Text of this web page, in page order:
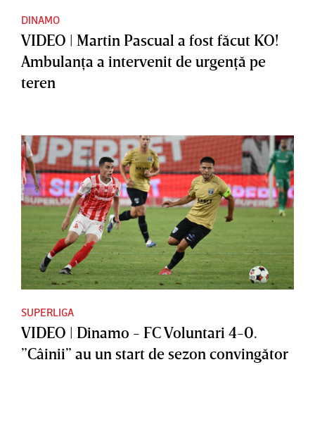
DINAMO
VIDEO | Martin Pascual a fost făcut KO!
Ambulanţa a intervenit de urgenţă pe
teren
SUPERLIGA
VIDEO | Dinamo - FC Voluntari 4-0.
”Câinii” au un start de sezon convingător